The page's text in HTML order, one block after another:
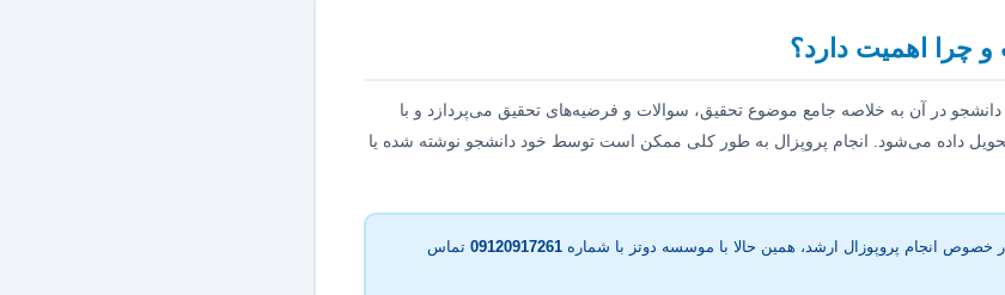
چرا اهمیت دارد؟
در آن به خلاصه جامع موضوع تحقیق، سوالات و فرضیه‌های تحقیق می‌پردازد و با
تحویل داده می‌شود. انجام پروپزال به طور کلی ممکن است توسط خود دانشجو نوشته شده یا
خصوص انجام پروپوزال ارشد، همین حالا با موسسه دوتز با شماره 09120917261 تماس